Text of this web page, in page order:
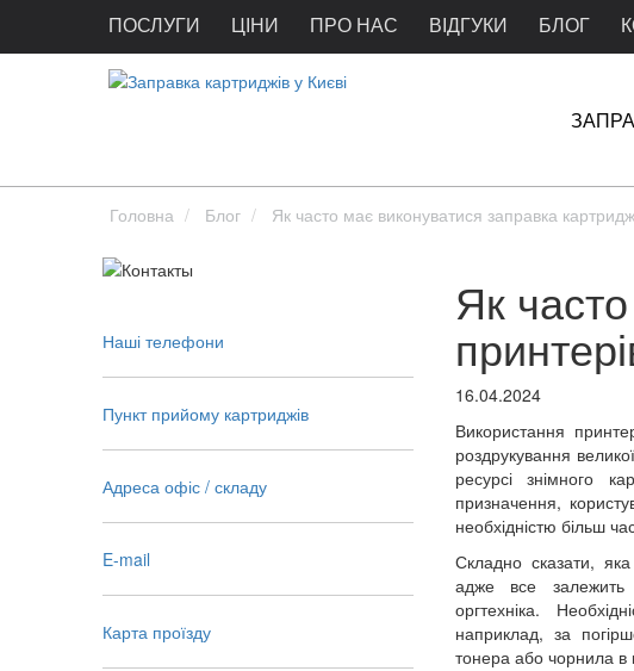
ПОСЛУГИ ЦІНИ ПРО НАС ВІДГУКИ БЛОГ
Головна Блог Як часто має виконуватися заправка
Наші телефони
Пункт прийому картриджів
Адреса офіс / складу
E-mail
Карта проїзду
Як
16.04.2024
Використання
роздрукування
ресурсі знімного
призначення,
необхідністю більш
Складно сказати,
адже все залежить
оргтехніка.
наприклад, за
тонера або чорнила в